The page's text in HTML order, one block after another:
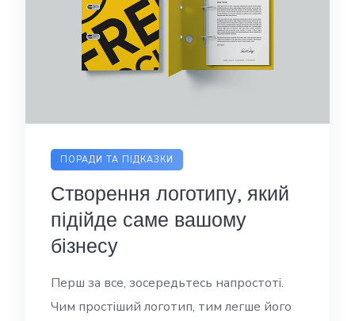
ПОРАДИ ТА ПІДКАЗКИ
Створення логотипу, який
підійде саме вашому
бізнесу
Перш за все, зосередьтесь напростоті.
Чим простіший логотип, тим легше його